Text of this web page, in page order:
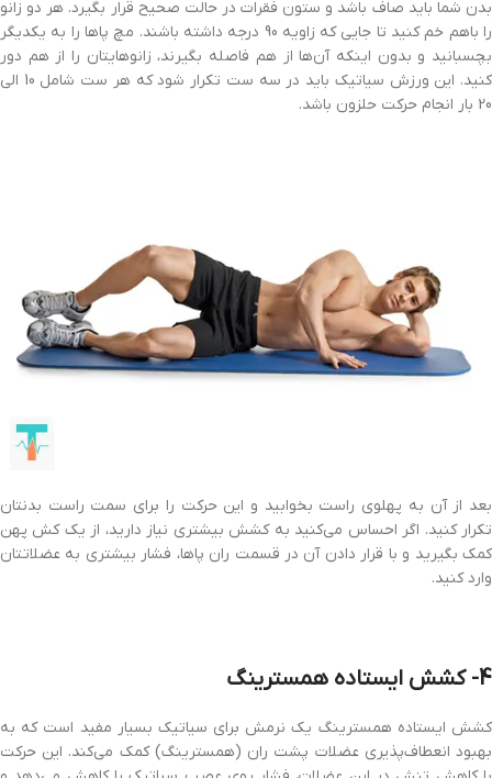
بدن شما باید صاف باشد و ستون فقرات در حالت صحیح قرار بگیرد. هر دو زانو
را باهم خم کنید تا جایی که زاویه 90 درجه داشته باشند. مچ پاها را به یکدیگر
بچسبانید و بدون اینکه آن‌ها از هم فاصله بگیرند، زانوهایتان را از هم دور
کنید. این ورزش سیاتیک باید در سه ست تکرار شود که هر ست شامل 10 الی
20 بار انجام حرکت حلزون باشد.
بعد از آن به پهلوی راست بخوابید و این حرکت را برای سمت راست بدنتان
تکرار کنید. اگر احساس می‌کنید به کشش بیشتری نیاز دارید، از یک کش پهن
کمک بگیرید و با قرار دادن آن در قسمت ران پاها، فشار بیشتری به عضلاتتان
وارد کنید.
4- کشش ایستاده همسترینگ
کشش ایستاده همسترینگ یک نرمش برای سیاتیک بسیار مفید است که به
بهبود انعطاف‌پذیری عضلات پشت ران (همسترینگ) کمک می‌کند. این حرکت